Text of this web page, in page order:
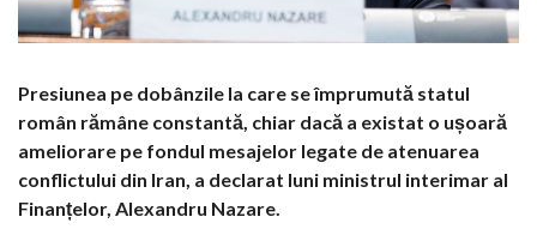
Presiunea pe dobânzile la care se împrumută statul
român rămâne constantă, chiar dacă a existat o ușoară
ameliorare pe fondul mesajelor legate de atenuarea
conflictului din Iran, a declarat luni ministrul interimar al
Finanțelor, Alexandru Nazare.